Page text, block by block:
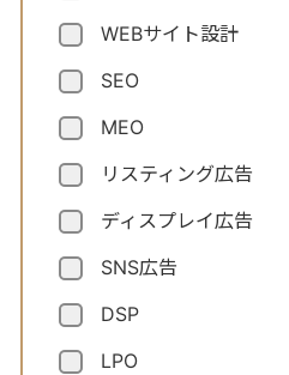
WEBサイト設計
SEO
MEO
リスティング広告
ディスプレイ広告
SNS広告
DSP
LPO